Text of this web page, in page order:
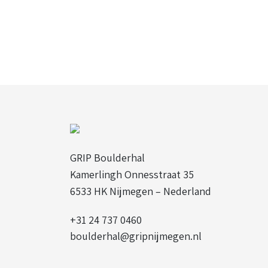
GRIP Boulderhal
Kamerlingh Onnesstraat 35
6533 HK Nijmegen – Nederland
+31 24 737 0460
boulderhal@gripnijmegen.nl